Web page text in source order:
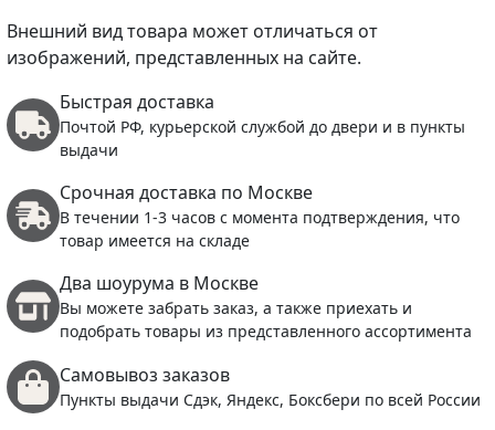
Внешний вид товара может отличаться от
изображений, представленных на сайте.
Быстрая доставка
Почтой РФ, курьерской службой до двери и в пункты
выдачи
Срочная доставка по Москве
В течении 1-3 часов с момента подтверждения, что
товар имеется на складе
Два шоурума в Москве
Вы можете забрать заказ, а также приехать и
подобрать товары из представленного ассортимента
Самовывоз заказов
Пункты выдачи Сдэк, Яндекс, Боксбери по всей России